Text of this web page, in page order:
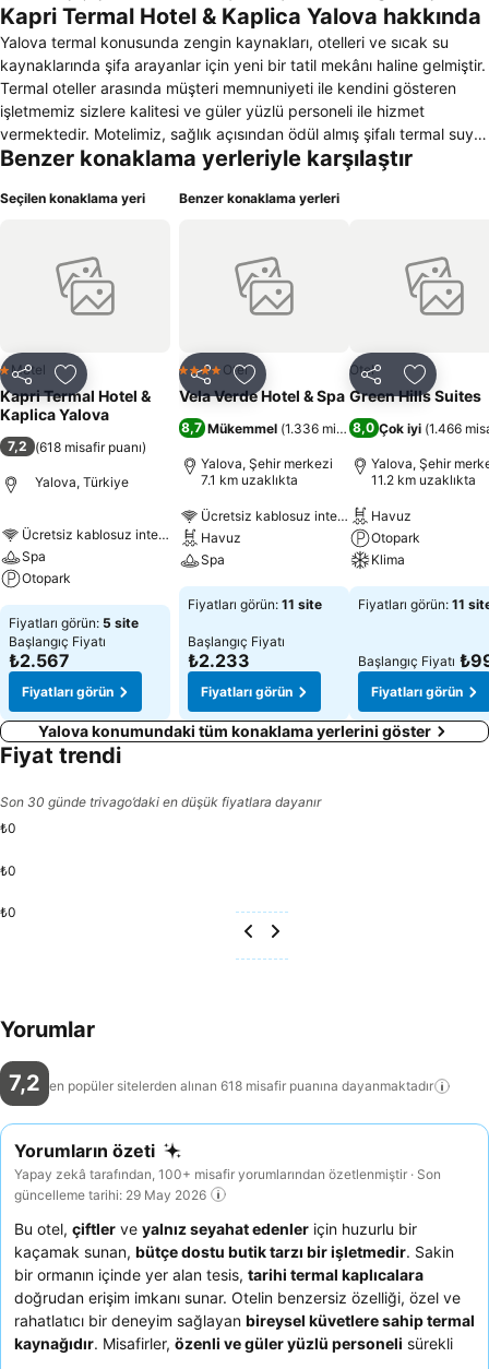
Kapri Termal Hotel & Kaplica Yalova hakkında
Yalova termal konusunda zengin kaynakları, otelleri ve sıcak su
kaynaklarında şifa arayanlar için yeni bir tatil mekânı haline gelmiştir.
Termal oteller arasında müşteri memnuniyeti ile kendini gösteren
işletmemiz sizlere kalitesi ve güler yüzlü personeli ile hizmet
vermektedir. Motelimiz, sağlık açısından ödül almış şifalı termal suyu
ile ünlü Yalova’ nın Termal ilçesinde, Yalova şehir merkezine yaklaşık
Uygun otel fiyatları ve tesisimizin sizler için sunduğu hizmetler ile
Yalova’da sizleri Kapri Motel’de ağırlamaktan onur duyarız.
Benzer konaklama yerleriyle karşılaştır
Seçilen konaklama yeri
Paylaş Favorilerime ekle
1 Yıldız
Motel
Kapri Termal Hotel &
Kaplica Yalova
7,2 (618 misafir puanı)
Yalova, Türkiye
Ücretsiz kablosuz internet
Spa
Otopark
Fiyatları görün: 5 site
Başlangıç Fiyatı
₺2.567
Fiyatları görün
Benzer konaklama yerleri
Paylaş Favorilerime ekle
4 Yıldız Otel
Vela Verde Hotel & Spa
8,7 Mükemmel (1.336 misafir puanı)
Yalova, Şehir merkezi
7.1 km uzaklıkta
Ücretsiz kablosuz internet
Havuz
Spa
Fiyatları görün: 11 site
Başlangıç Fiyatı
₺2.233
Fiyatları görün
Paylaş
Otel
Green Hills Suites
8,0 Çok iyi (1.466
Yalova, Şehir
11.2 km uzaklıkta
Havuz
Otopark
Klima
Fiyatları görün: 11
Başlangıç Fiyatı
Fiyatları görün
Yalova konumundaki tüm konaklama yerlerini göster
Fiyat trendi
Son 30 günde trivago’daki en düşük fiyatlara dayanır
₺0
₺0
₺0
Yorumlar
7,2 en popüler sitelerden alınan 618 misafir puanına dayanmaktadır
Yorumların özeti
Yapay zekâ tarafından, 100+ misafir yorumlarından özetlenmiştir · Son
güncelleme tarihi: 29 May 2026
Bu otel, çiftler ve yalnız seyahat edenler için huzurlu bir
kaçamak sunan, bütçe dostu butik tarzı bir işletmedir. Sakin
bir ormanın içinde yer alan tesis, tarihi termal kaplıcalara
doğrudan erişim imkanı sunar. Otelin benzersiz özelliği, özel ve
rahatlatıcı bir deneyim sağlayan bireysel küvetlere sahip termal
kaynağıdır. Misafirler, özenli ve güler yüzlü personeli sürekli